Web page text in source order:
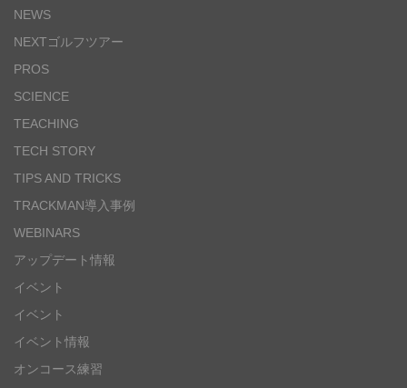
NEWS
NEXTゴルフツアー
PROS
SCIENCE
TEACHING
TECH STORY
TIPS AND TRICKS
TRACKMAN導入事例
WEBINARS
アップデート情報
イベント
イベント
イベント情報
オンコース練習